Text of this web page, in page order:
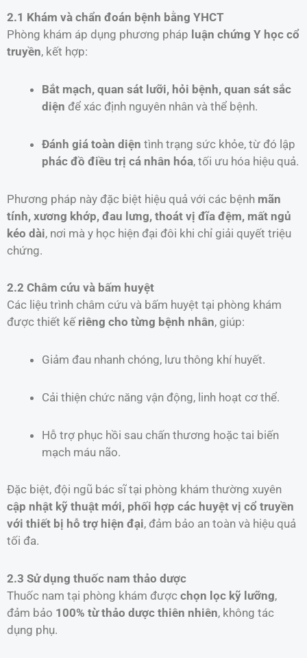
2.1 Khám và chẩn đoán bệnh bằng YHCT
Phòng khám áp dụng phương pháp luận chứng Y học cổ
truyền, kết hợp:
Bắt mạch, quan sát lưỡi, hỏi bệnh, quan sát sắc
diện để xác định nguyên nhân và thể bệnh.
Đánh giá toàn diện tình trạng sức khỏe, từ đó lập
phác đồ điều trị cá nhân hóa, tối ưu hóa hiệu quả.
Phương pháp này đặc biệt hiệu quả với các bệnh mãn
tính, xương khớp, đau lưng, thoát vị đĩa đệm, mất ngủ
kéo dài, nơi mà y học hiện đại đôi khi chỉ giải quyết triệu
chứng.
2.2 Châm cứu và bấm huyệt
Các liệu trình châm cứu và bấm huyệt tại phòng khám
được thiết kế riêng cho từng bệnh nhân, giúp:
Giảm đau nhanh chóng, lưu thông khí huyết.
Cải thiện chức năng vận động, linh hoạt cơ thể.
Hỗ trợ phục hồi sau chấn thương hoặc tai biến
mạch máu não.
Đặc biệt, đội ngũ bác sĩ tại phòng khám thường xuyên
cập nhật kỹ thuật mới, phối hợp các huyệt vị cổ truyền
với thiết bị hỗ trợ hiện đại, đảm bảo an toàn và hiệu quả
tối đa.
2.3 Sử dụng thuốc nam thảo dược
Thuốc nam tại phòng khám được chọn lọc kỹ lưỡng,
đảm bảo 100% từ thảo dược thiên nhiên, không tác
dụng phụ.